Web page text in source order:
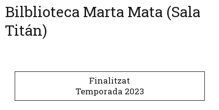
Bilblioteca Marta Mata (Sala
Titán)
Finalitzat
Temporada 2023